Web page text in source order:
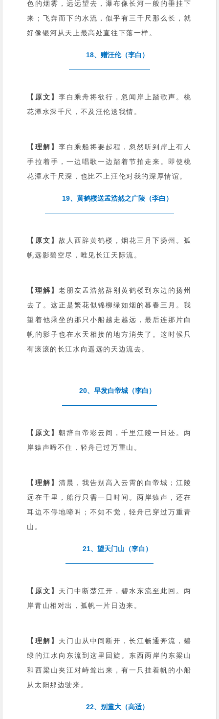
色的烟雾，远远望去，瀑布像长河一般的垂挂下
来；飞奔而下的水流，似乎有三千尺那么长，就
好像银河从天上最高处直往下落一样。
18、赠汪伦（李白）
【原文】 李白乘舟将欲行，忽闻岸上踏歌声。桃
花潭水深千尺，不及汪伦送我情。
【理解】 李白乘船将要起程，忽然听到岸上有人
手拉着手，一边唱歌一边踏着节拍走来。即使桃
花潭水千尺深，也比不上汪伦对我的深厚情谊。
19、黄鹤楼送孟浩然之广陵（李白）
【原文】 故人西辞黄鹤楼，烟花三月下扬州。孤
帆远影碧空尽，唯见长江天际流。
【理解】 老朋友孟浩然辞别黄鹤楼到东边的扬州
去了。这正是繁花似锦柳绿如烟的暮春三月。我
望着他乘坐的那只小船越走越远，最后连那片白
帆的影子也在水天相接的地方消失了。这时候只
有滚滚的长江水向遥远的天边流去。
20、早发白帝城（李白）
【原文】 朝辞白帝彩云间，千里江陵一日还。两
岸猿声啼不住，轻舟已过万重山。
【理解】 清晨，我告别高入云霄的白帝城；江陵
远在千里，船行只需一日时间。两岸猿声，还在
耳边不停地啼叫；不知不觉，轻舟已穿过万重青
山。
21、望天门山（李白）
【原文】 天门中断楚江开，碧水东流至此回。两
岸青山相对出，孤帆一片日边来。
【理解】 天门山从中间断开，长江畅通奔流，碧
绿的江水向东流到这里回旋。东西两岸的东梁山
和西梁山夹江对峙耸出来，有一只挂着帆的小船
从太阳那边驶来。
22、别董大（高适）